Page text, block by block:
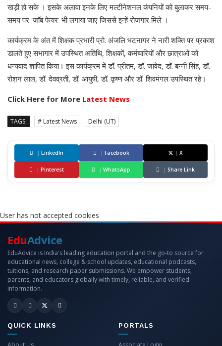
खड़ी हो सके । इसके अलावा इनके लिए मल्टीनेशनल कंपनियों को बुलाकर समय-
समय पर 'जाॅब फेयर' भी लगाया जाए जिससे इन्हें रोजगार मिले ।
कार्यक्रम के अंत में शिक्षक प्रभारी प्रो. अंजलि भटनागर ने नारी शक्ति पर प्रकाश
डालते हुए सभागार में उपस्थित अतिथि, शिक्षकों, कर्मचारियों और छात्राओं को
धन्यवाद ज्ञापित किया। इस कार्यक्रम में डॉ. प्रीतम, डॉ. जावेद, डॉ. बन्नी सिंह, डॉ.
रोशन लाल, डॉ. देवव्रती, डॉ. आयुषी, डॉ. कृष्ण और डॉ. शिवमंगल उपस्थित रहे।
Click Here for More Latest News
TAGS: # Latest News Delhi (UT)
| LinkedIn | Facebook | X
| Pinterest | WhatsApp | Share Link
User has not accepted cookies
EduAdvice
EduAdvice is India's leading education portal and the go-to source for
educational news, college & school updates, educational podcasts,
tuitions, and research paper submissions. We empower students,
parents, and educators globally with timely, reliable, and verified
information.
QUICK LINKS PORTALS